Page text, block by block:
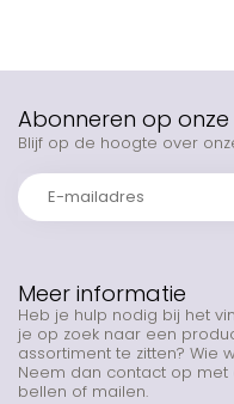
Meer informatie
Heb je hulp nodig bij het
je op zoek naar een
assortiment te zitten? Wie
Neem dan contact op met
bellen of mailen.
Abonneren op
Blijf op de hoogte over